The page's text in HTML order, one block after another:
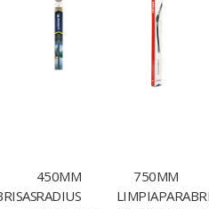
450MM
RADIUS
750MM